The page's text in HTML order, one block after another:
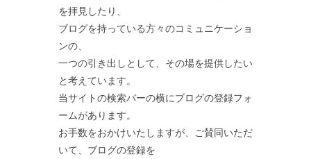
を拝見したり、
ブログを持っている方々のコミュニケーショ
ンの、
一つの引き出しとして、その場を提供したい
と考えています。
当サイトの検索バーの横にブログの登録フォ
ームがあります。
お手数をおかけいたしますが、ご賛同いただ
いて、ブログの登録を